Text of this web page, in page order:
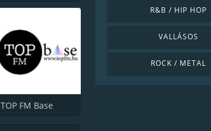
TOP FM Base
R&B / HIP HOP
VALLÁSOS
ROCK / METAL